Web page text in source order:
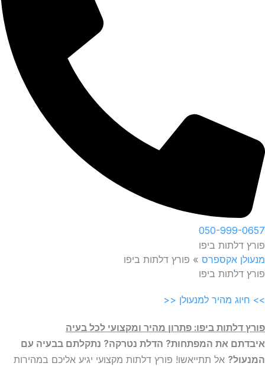
050-999-0657
פורץ דלתות ביפו
מנעולן אקספרס » פורץ דלתות ביפו
פורץ דלתות ביפו
>> חיוג מהיר למנעולן <<
פורץ דלתות ביפו: פתרון מהיר ומקצועי לכל בעיה
איבדתם את המפתחות? הדלת נטרקה? נתקלתם בבעיה עם
המנעול? אל תתייאשו! פורץ דלתות מקצועי יגיע אליכם במהירות